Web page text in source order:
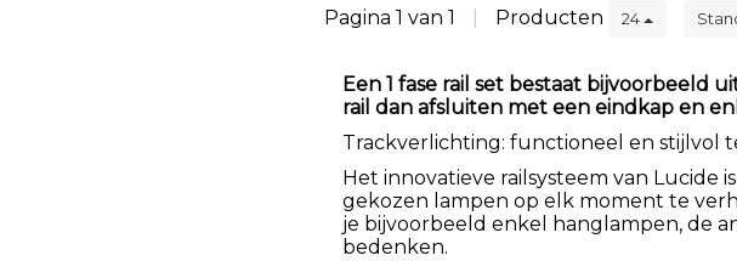
Pagina 1 van 1 Producten 24
Een 1 fase rail set bestaat
rail dan afsluiten met een eindkap en
Trackverlichting: functioneel en stijlvol
Het innovatieve railsysteem van
gekozen lampen op elk moment te
je bijvoorbeeld enkel hanglampen, de
bedenken.